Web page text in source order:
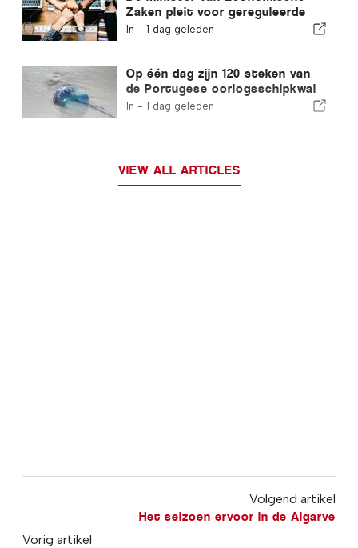
Zaken pleit voor gereguleerde
integratie en garandeert een
In - 1 dag geleden
Op één dag zijn 120 steken van
de Portugese oorlogsschipkwal
geregistreerd
In - 1 dag geleden
VIEW ALL ARTICLES
Volgend artikel
Het seizoen ervoor in de Algarve
Vorig artikel